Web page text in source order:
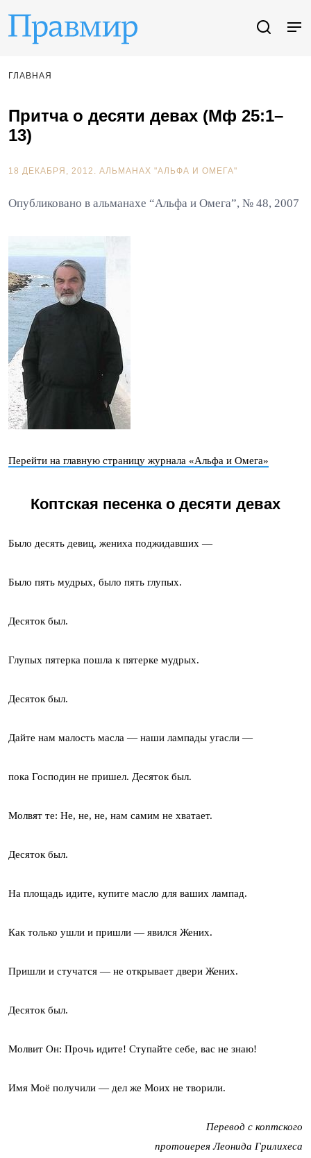
ГЛАВНАЯ
Притча о десяти девах (Мф 25:1–
13)
18 ДЕКАБРЯ, 2012. АЛЬМАНАХ "АЛЬФА И ОМЕГА"
Опубликовано в альманахе “Альфа и Омега”, № 48, 2007
Перейти на главную страницу журнала «Альфа и Омега»
Коптская песенка о десяти девах
Было десять девиц, жениха поджидавших —
Было пять мудрых, было пять глупых.
Десяток был.
Глупых пятерка пошла к пятерке мудрых.
Десяток был.
Дайте нам малость масла — наши лампады угасли —
пока Господин не пришел. Десяток был.
Молвят те: Не, не, не, нам самим не хватает.
Десяток был.
На площадь идите, купите масло для ваших лампад.
Как только ушли и пришли — явился Жених.
Пришли и стучатся — не открывает двери Жених.
Десяток был.
Молвит Он: Прочь идите! Ступайте себе, вас не знаю!
Имя Моё получили — дел же Моих не творили.
Перевод с коптского
протоиерея Леонида Грилихеса